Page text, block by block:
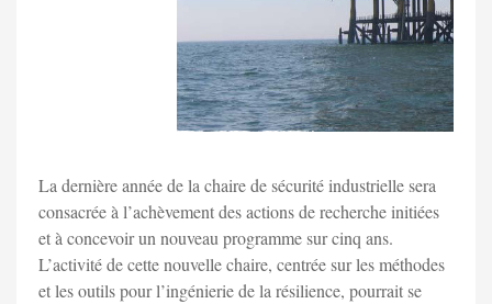
La dernière année de la chaire de sécurité industrielle sera
consacrée à l’achèvement des actions de recherche initiées
et à concevoir un nouveau programme sur cinq ans.
L’activité de cette nouvelle chaire, centrée sur les méthodes
et les outils pour l’ingénierie de la résilience, pourrait se